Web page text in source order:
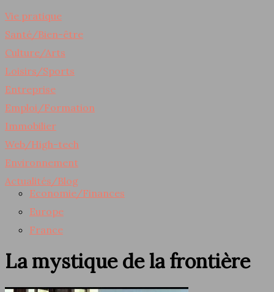
Vie pratique
Santé/Bien-être
Culture/Arts
Loisirs/Sports
Entreprise
Emploi/Formation
Immobilier
Web/High-tech
Environnement
Actualités/Blog
Economie/Finances
Europe
France
La mystique de la frontière